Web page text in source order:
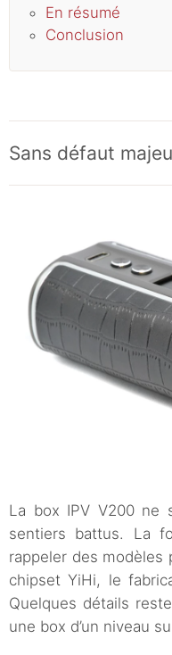
En résumé
Conclusion
Sans défaut
La box IPV V200 ne
sentiers battus. La
rappeler des modèles
chipset YiHi, le
Quelques détails
une box d’un niveau